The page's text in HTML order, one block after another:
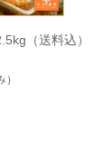
（送料込）
）